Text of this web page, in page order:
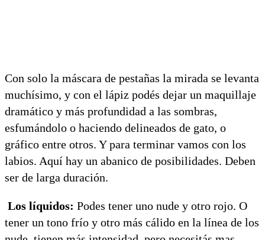
Con solo la máscara de pestañas la mirada se levanta
muchísimo, y con el lápiz podés dejar un maquillaje
dramático y más profundidad a las sombras,
esfumándolo o haciendo delineados de gato, o
gráfico entre otros. Y para terminar vamos con los
labios. Aquí hay un abanico de posibilidades. Deben
ser de larga duración.
Los líquidos: Podes tener uno nude y otro rojo. O
tener un tono frío y otro más cálido en la línea de los